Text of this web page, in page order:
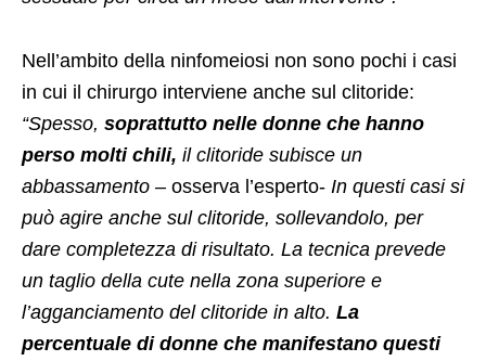
Nell’ambito della ninfomeiosi non sono pochi i casi
in cui il chirurgo interviene anche sul clitoride:
“Spesso, soprattutto nelle donne che hanno
perso molti chili, il clitoride subisce un
abbassamento – osserva l’esperto- In questi casi si
può agire anche sul clitoride, sollevandolo, per
dare completezza di risultato. La tecnica prevede
un taglio della cute nella zona superiore e
l’agganciamento del clitoride in alto. La
percentuale di donne che manifestano questi